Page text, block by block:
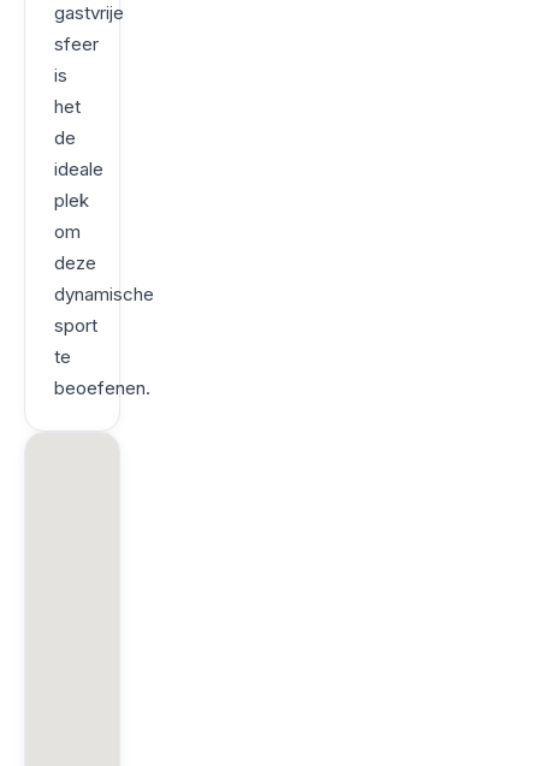
gastvrije
sfeer
is
het
de
ideale
plek
om
deze
dynamische
sport
te
beoefenen.